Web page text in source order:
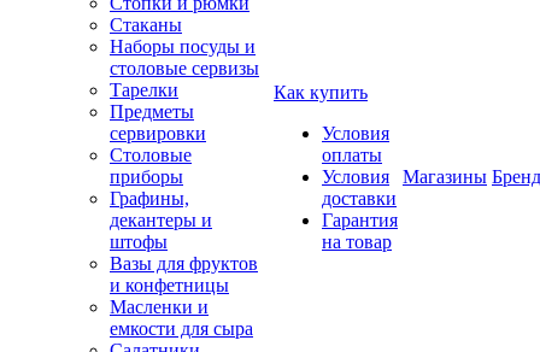
Стаканы
Наборы посуды и
столовые сервизы
Тарелки
Предметы
сервировки
Столовые
приборы
Графины,
декантеры и
штофы
Вазы для фруктов
и конфетницы
Масленки и
емкости для сыра
Как купить
Условия
оплаты
Условия
доставки
Гарантия
на товар
Магазины